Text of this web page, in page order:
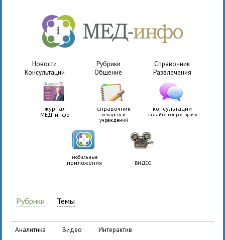
Новости Рубрики
Справочник
Консультации
Общение Развлечения
журнал
МЕД-инфо
справочник
лекарств и
учреждений
консультации
задайте вопрос врачу
мобильные
приложения ВИДЕО
Рубрики Темы
аналитика видео
интерактив